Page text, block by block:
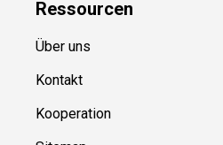
Ressourcen
Über uns
Kontakt
Kooperation